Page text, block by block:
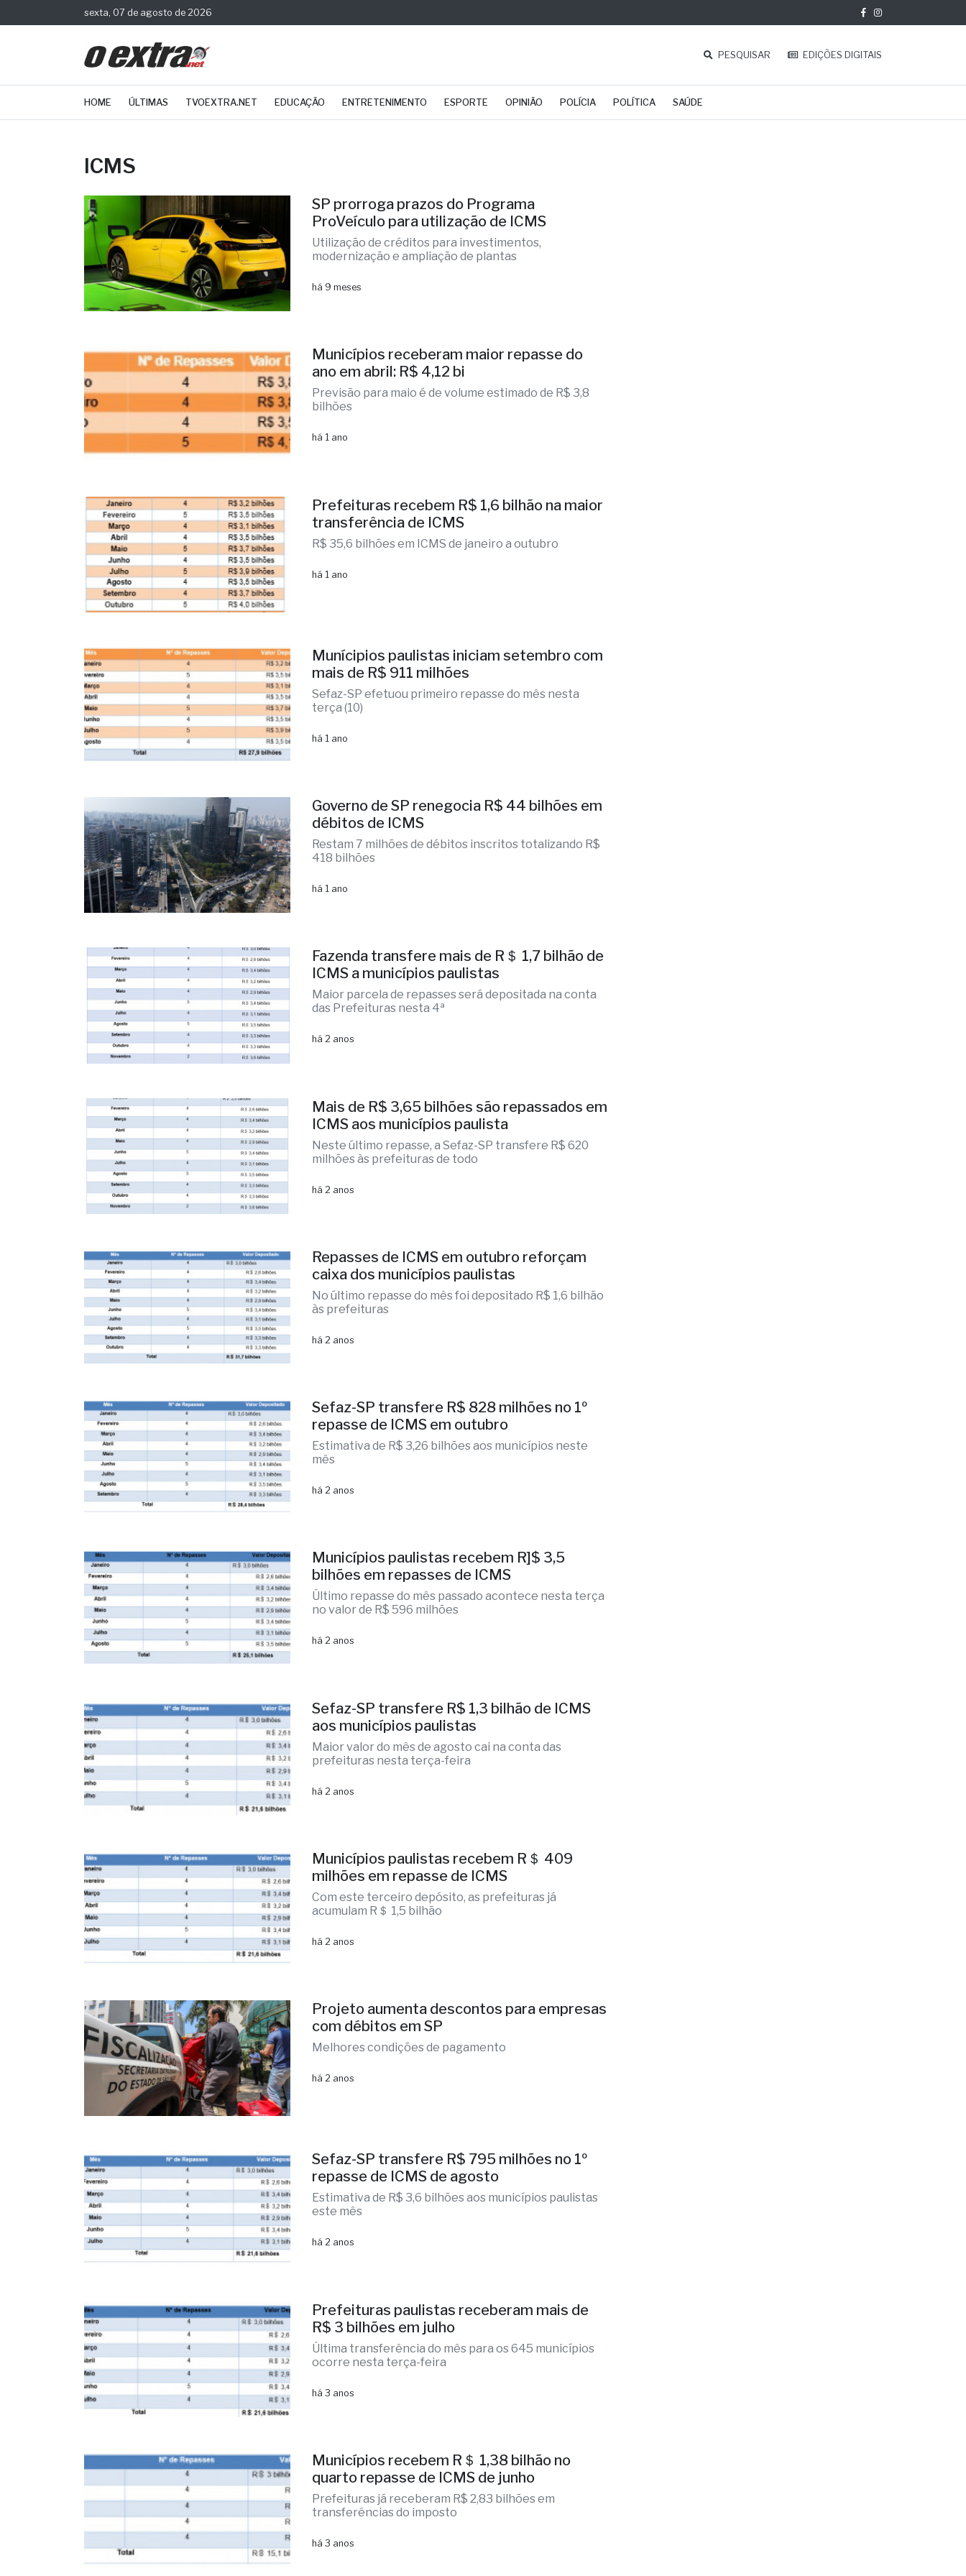
sexta, 07 de agosto de 2026
PESQUISAR EDIÇÕES DIGITAIS
HOME ÚLTIMAS TVOEXTRA.NET EDUCAÇÃO ENTRETENIMENTO ESPORTE OPINIÃO POLÍCIA POLÍTICA SAÚDE
ICMS
SP prorroga prazos do Programa
ProVeículo para utilização de ICMS
Utilização de créditos para investimentos,
modernização e ampliação de plantas
há 9 meses
Municípios receberam maior repasse do
ano em abril: R$ 4,12 bi
Previsão para maio é de volume estimado de R$ 3,8
bilhões
há 1 ano
Prefeituras recebem R$ 1,6 bilhão na maior
transferência de ICMS
R$ 35,6 bilhões em ICMS de janeiro a outubro
há 1 ano
Munícipios paulistas iniciam setembro com
mais de R$ 911 milhões
Sefaz-SP efetuou primeiro repasse do mês nesta
terça (10)
há 1 ano
Governo de SP renegocia R$ 44 bilhões em
débitos de ICMS
Restam 7 milhões de débitos inscritos totalizando R$
418 bilhões
há 1 ano
Fazenda transfere mais de R＄ 1,7 bilhão de
ICMS a municípios paulistas
Maior parcela de repasses será depositada na conta
das Prefeituras nesta 4ª
há 2 anos
Mais de R$ 3,65 bilhões são repassados em
ICMS aos municípios paulista
Neste último repasse, a Sefaz-SP transfere R$ 620
milhões às prefeituras de todo
há 2 anos
Repasses de ICMS em outubro reforçam
caixa dos municípios paulistas
No último repasse do mês foi depositado R$ 1,6 bilhão
às prefeituras
há 2 anos
Sefaz-SP transfere R$ 828 milhões no 1º
repasse de ICMS em outubro
Estimativa de R$ 3,26 bilhões aos municípios neste
mês
há 2 anos
Municípios paulistas recebem R]$ 3,5
bilhões em repasses de ICMS
Último repasse do mês passado acontece nesta terça
no valor de R$ 596 milhões
há 2 anos
Sefaz-SP transfere R$ 1,3 bilhão de ICMS
aos municípios paulistas
Maior valor do mês de agosto cai na conta das
prefeituras nesta terça-feira
há 2 anos
Municípios paulistas recebem R＄ 409
milhões em repasse de ICMS
Com este terceiro depósito, as prefeituras já
acumulam R＄ 1,5 bilhão
há 2 anos
Projeto aumenta descontos para empresas
com débitos em SP
Melhores condições de pagamento
há 2 anos
Sefaz-SP transfere R$ 795 milhões no 1º
repasse de ICMS de agosto
Estimativa de R$ 3,6 bilhões aos municípios paulistas
este mês
há 2 anos
Prefeituras paulistas receberam mais de
R$ 3 bilhões em julho
Última transferência do mês para os 645 municípios
ocorre nesta terça-feira
há 3 anos
Municípios recebem R＄ 1,38 bilhão no
quarto repasse de ICMS de junho
Prefeituras já receberam R$ 2,83 bilhões em
transferências do imposto
há 3 anos